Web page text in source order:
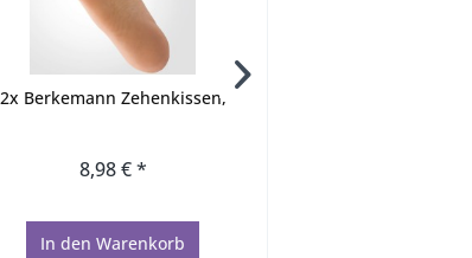
2x Berkemann Zehenkissen,
8,98 € *
In den Warenkorb